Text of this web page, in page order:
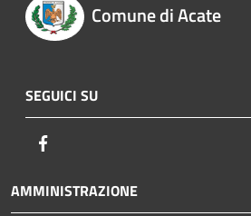
Comune di Acate
SEGUICI SU
AMMINISTRAZIONE